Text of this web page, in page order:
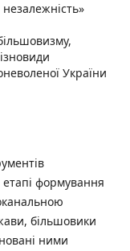
України
формування
більшовики
ними